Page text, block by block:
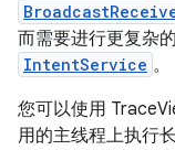
而需要进行更复杂
IntentService 。
您可以使用
用的主线程上执行